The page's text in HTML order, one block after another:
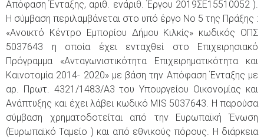
Απόφαση Ένταξης, αριθ. ενάριθ. Έργου 2019ΣΕ15510052 ).
Η σύμβαση περιλαμβάνεται στο υπό έργο Νο 5 της Πράξης :
«Ανοικτό Κέντρο Εμπορίου Δήμου Κιλκίς» κωδικός ΟΠΣ
5037643 η οποία έχει ενταχθεί στο Επιχειρησιακό
Πρόγραμμα «Ανταγωνιστικότητα Επιχειρηματικότητα και
Καινοτομία 2014- 2020» με βάση την Απόφαση Ένταξης με
αρ. Πρωτ. 4321/1483/Α3 του Υπουργείου Οικονομίας και
Ανάπτυξης και έχει λάβει κωδικό MIS 5037643. Η παρούσα
σύμβαση χρηματοδοτείται από την Ευρωπαϊκή Ένωση
(Ευρωπαϊκό Ταμείο ) και από εθνικούς πόρους. Η διάρκεια